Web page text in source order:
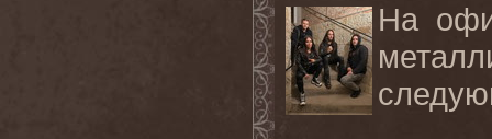
На